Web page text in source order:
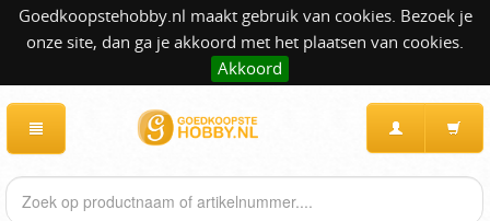
Goedkoopstehobby.nl maakt gebruik van cookies. Bezoek je
onze site, dan ga je akkoord met het plaatsen van cookies.
Akkoord